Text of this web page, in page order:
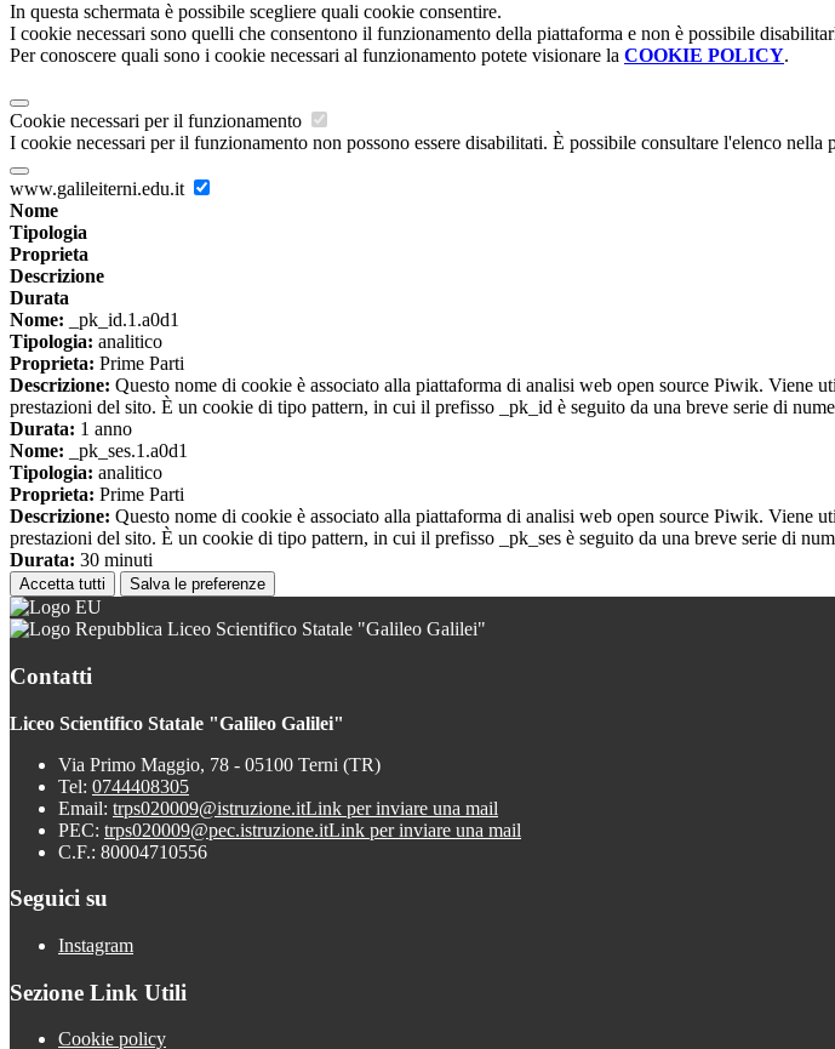
In questa schermata è possibile scegliere quali cookie consentire.
I cookie necessari sono quelli che consentono il funzionamento della piattaforma e non è possibile
Per conoscere quali sono i cookie necessari al funzionamento potete visionare la COOKIE POLICY.
Cookie necessari per il funzionamento
I cookie necessari per il funzionamento non possono essere disabilitati. È possibile consultare l'elenco nella
www.galileiterni.edu.it
Nome
Tipologia
Proprieta
Descrizione
Durata
Nome: _pk_id.1.a0d1
Tipologia: analitico
Proprieta: Prime Parti
Descrizione: Questo nome di cookie è associato alla piattaforma di analisi web open source Piwik.
prestazioni del sito. È un cookie di tipo pattern, in cui il prefisso _pk_id è seguito da una breve serie di
Durata: 1 anno
Nome: _pk_ses.1.a0d1
Tipologia: analitico
Proprieta: Prime Parti
Descrizione: Questo nome di cookie è associato alla piattaforma di analisi web open source Piwik.
prestazioni del sito. È un cookie di tipo pattern, in cui il prefisso _pk_ses è seguito da una breve serie di
Durata: 30 minuti
Accetta tutti Salva le preferenze
Liceo Scientifico Statale "Galileo Galilei"
Contatti
Liceo Scientifico Statale "Galileo Galilei"
Via Primo Maggio, 78 - 05100 Terni (TR)
Tel: 0744408305
Email: trps020009@istruzione.itLink per inviare una mail
PEC: trps020009@pec.istruzione.itLink per inviare una mail
C.F.: 80004710556
Seguici su
Instagram
Sezione Link Utili
Cookie policy